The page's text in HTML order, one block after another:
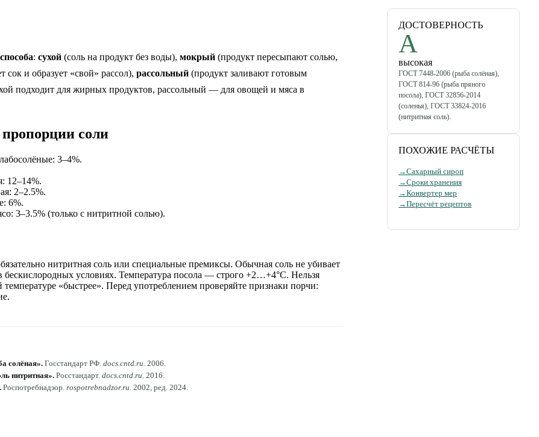
: сухой (соль на продукт без воды), мокрый (продукт пересыпают солью,
сок и образует «свой» рассол), рассольный (продукт заливают готовым
подходит для жирных продуктов, рассольный — для овощей и мяса в
соли
3–4%.
12–14%.
2–2.5%.
6%.
3–3.5% (только с нитритной солью).
нитритная соль или специальные премиксы. Обычная соль не убивает
бескислородных условиях. Температура посола — строго +2…+4°C. Нельзя
«быстрее». Перед употреблением проверяйте признаки порчи:
солёная». Госстандарт РФ. docs.cntd.ru. 2006.
нитритная». Росстандарт. docs.cntd.ru. 2016.
. Роспотребнадзор. rospotrebnadzor.ru. 2002, ред. 2024.
ДОСТОВЕРНОСТЬ
A
высокая
ГОСТ 7448-2006 (рыба солёная),
ГОСТ 814-96 (рыба пряного
посола), ГОСТ 32856-2014
(соленья), ГОСТ 33824-2016
(нитритная соль).
ПОХОЖИЕ РАСЧЁТЫ
→Сахарный сироп
→Сроки хранения
→Конвертер мер
→Пересчёт рецептов